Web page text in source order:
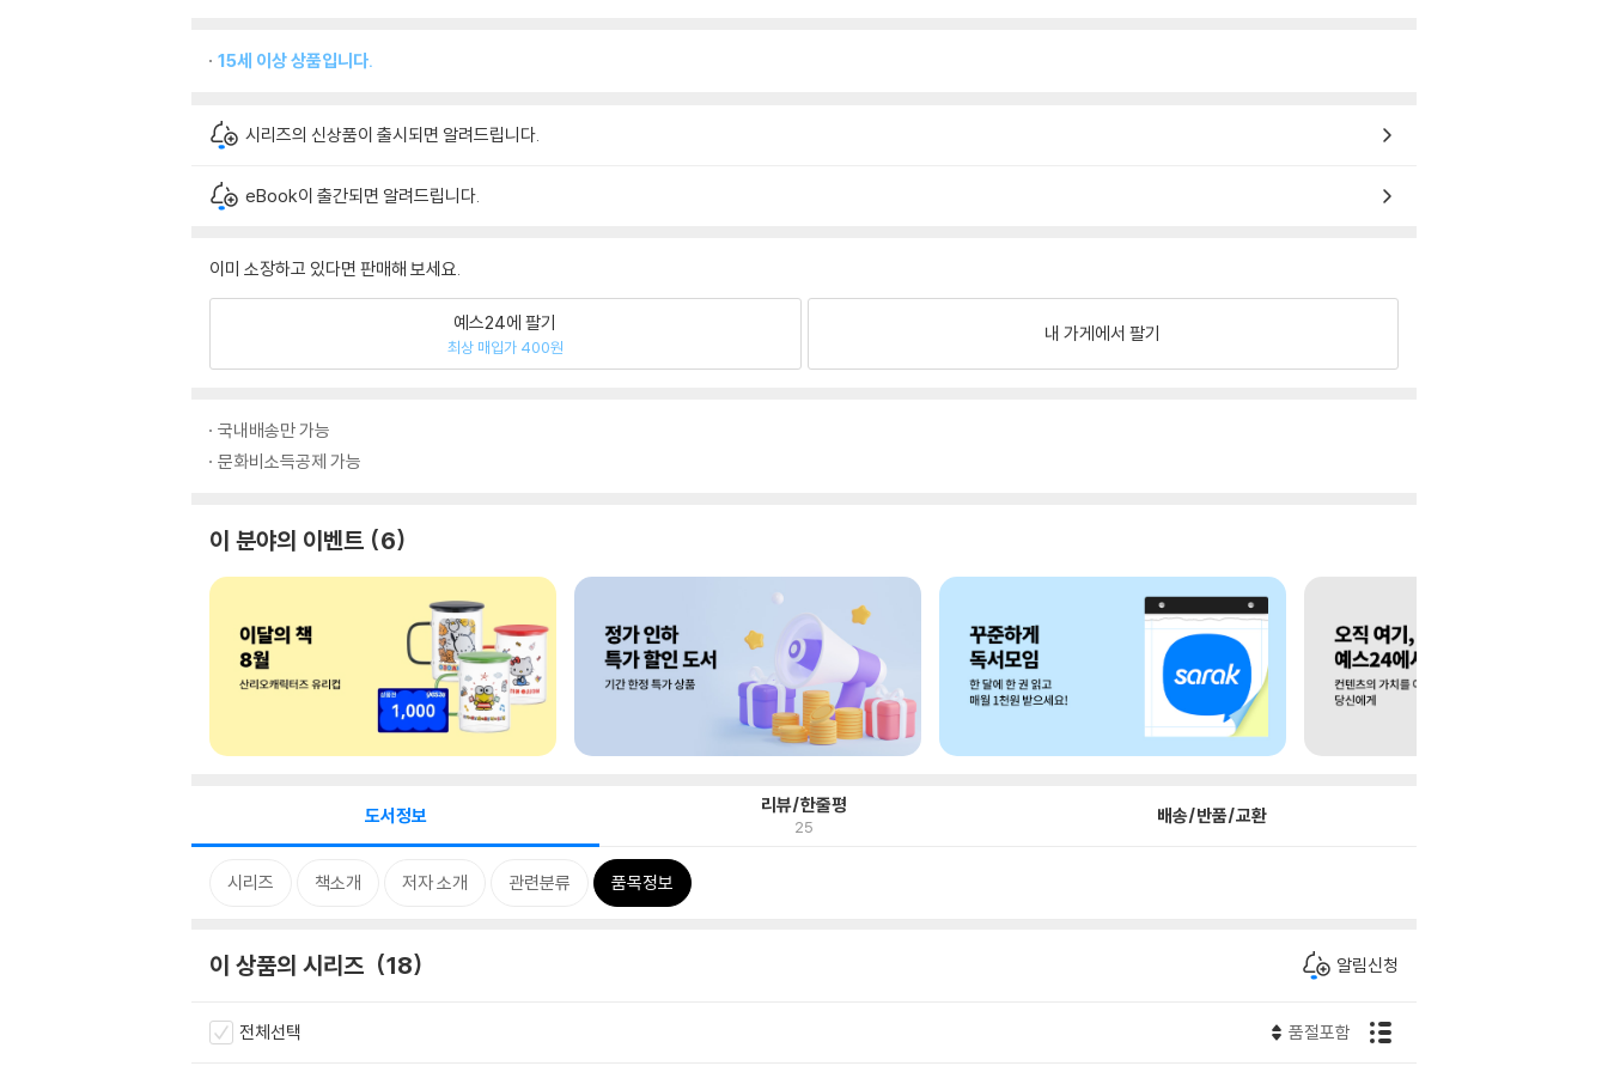
15세 이상 상품입니다.
시리즈의 신상품이 출시되면 알려드립니다.
eBook이 출간되면 알려드립니다.
이미 소장하고 있다면 판매해 보세요.
예스24에 팔기
최상 매입가 400원
내 가게에서 팔기
국내배송만 가능
문화비소득공제 가능
이 분야의 이벤트 6
도서정보 리뷰/한줄평
25 배송/반품/교환
시리즈 책소개 저자 소개 관련분류 품목정보
이 상품의 시리즈 18 알림신청
전체선택 품절포함